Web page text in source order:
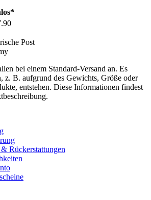
bei einem Standard-Versand an. Es
z. B. aufgrund des Gewichts, Größe oder
entstehen. Diese Informationen findest
Rückerstattungen